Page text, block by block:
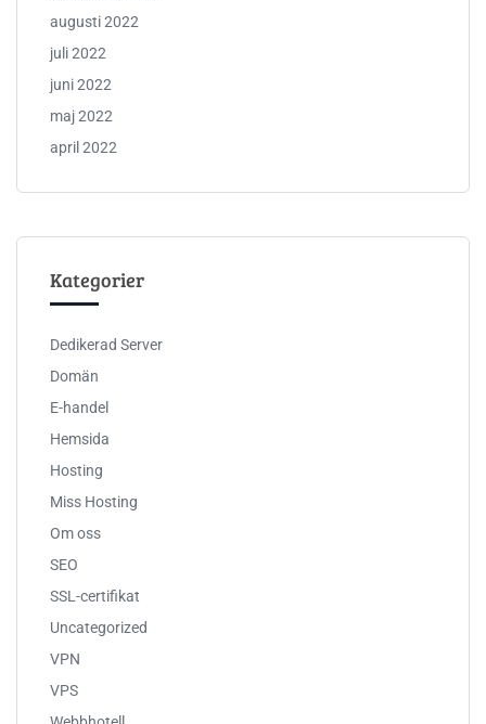
augusti 2022
juli 2022
juni 2022
maj 2022
april 2022
Kategorier
Dedikerad Server
Domän
E-handel
Hemsida
Hosting
Miss Hosting
Om oss
SEO
SSL-certifikat
Uncategorized
VPN
VPS